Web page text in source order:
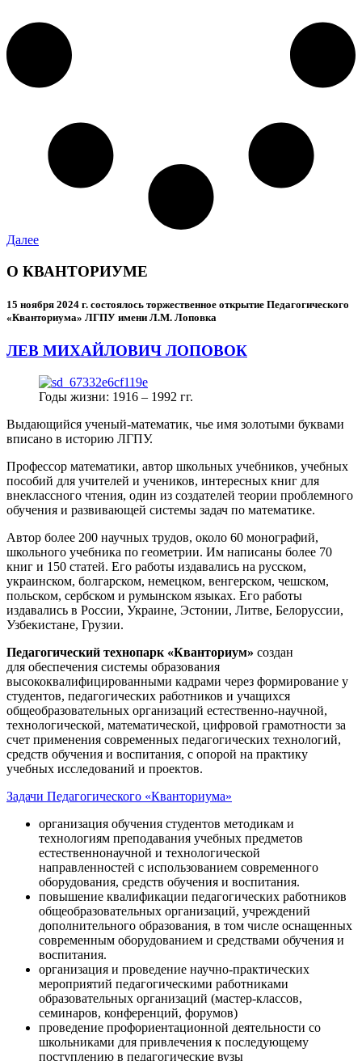
Далее
О КВАНТОРИУМЕ
15 ноября 2024 г. состоялось торжественное открытие Педагогического
«Кванториума» ЛГПУ имени Л.М. Лоповка
ЛЕВ МИХАЙЛОВИЧ ЛОПОВОК
Годы жизни: 1916 – 1992 гг.
Выдающийся ученый-математик, чье имя золотыми буквами
вписано в историю ЛГПУ.
Профессор математики, автор школьных учебников, учебных
пособий для учителей и учеников, интересных книг для
внеклассного чтения, один из создателей теории проблемного
обучения и развивающей системы задач по математике.
Автор более 200 научных трудов, около 60 монографий,
школьного учебника по геометрии. Им написаны более 70
книг и 150 статей. Его работы издавались на русском,
украинском, болгарском, немецком, венгерском, чешском,
польском, сербском и румынском языках. Его работы
издавались в России, Украине, Эстонии, Литве, Белоруссии,
Узбекистане, Грузии.
Педагогический технопарк «Кванториум» создан
для обеспечения системы образования
высококвалифицированными кадрами через формирование у
студентов, педагогических работников и учащихся
общеобразовательных организаций естественно-научной,
технологической, математической, цифровой грамотности за
счет применения современных педагогических технологий,
средств обучения и воспитания, с опорой на практику
учебных исследований и проектов.
Задачи Педагогического «Кванториума»
организация обучения студентов методикам и
технологиям преподавания учебных предметов
естественнонаучной и технологической
направленностей с использованием современного
оборудования, средств обучения и воспитания.
повышение квалификации педагогических работников
общеобразовательных организаций, учреждений
дополнительного образования, в том числе оснащенных
современным оборудованием и средствами обучения и
воспитания.
организация и проведение научно-практических
мероприятий педагогическими работниками
образовательных организаций (мастер-классов,
семинаров, конференций, форумов)
проведение профориентационной деятельности со
школьниками для привлечения к последующему
поступлению в педагогические вузы